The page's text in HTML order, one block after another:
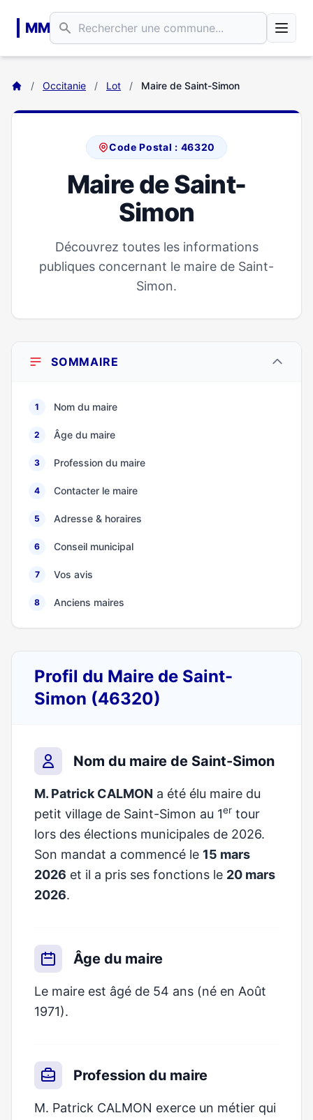
MM
/ Occitanie / Lot / Maire de Saint-Simon
Code Postal : 46320
Maire de Saint-
Simon
Découvrez toutes les informations
publiques concernant le maire de Saint-
Simon.
SOMMAIRE
1 Nom du maire
2 Âge du maire
3 Profession du maire
4 Contacter le maire
5 Adresse & horaires
6 Conseil municipal
7 Vos avis
8 Anciens maires
Profil du Maire de Saint-
Simon (46320)
Nom du maire de Saint-Simon
M. Patrick CALMON a été élu maire du
petit village de Saint-Simon au 1er tour
lors des élections municipales de 2026.
Son mandat a commencé le 15 mars
2026 et il a pris ses fonctions le 20 mars
2026.
Âge du maire
Le maire est âgé de 54 ans (né en Août
1971).
Profession du maire
M. Patrick CALMON exerce un métier qui